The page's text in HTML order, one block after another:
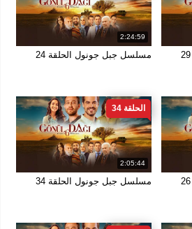
2:24:59
مسلسل جبل جونول الحلقة 24
2:05:44
الحلقة 34
مسلسل جبل جونول الحلقة 34